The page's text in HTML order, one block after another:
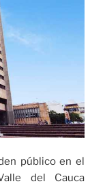
público en el
del Cauca